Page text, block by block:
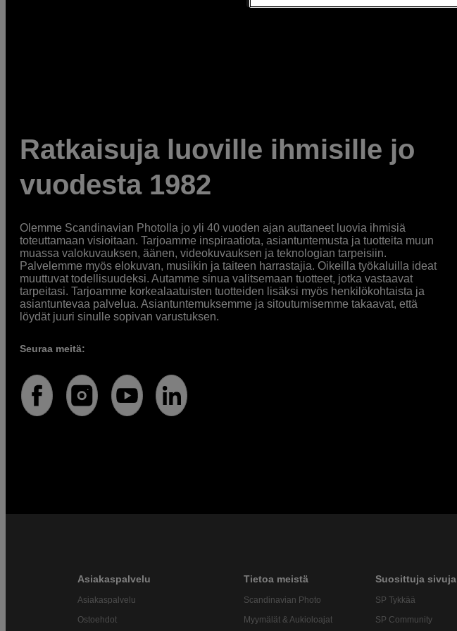
Ratkaisuja luoville ihmisille jo
vuodesta 1982
Olemme Scandinavian Photolla jo yli 40 vuoden ajan auttaneet luovia ihmisiä
toteuttamaan visioitaan. Tarjoamme inspiraatiota, asiantuntemusta ja tuotteita muun
muassa valokuvauksen, äänen, videokuvauksen ja teknologian tarpeisiin.
Palvelemme myös elokuvan, musiikin ja taiteen harrastajia. Oikeilla työkaluilla ideat
muuttuvat todellisuudeksi. Autamme sinua valitsemaan tuotteet, jotka vastaavat
tarpeitasi. Tarjoamme korkealaatuisten tuotteiden lisäksi myös henkilökohtaista ja
asiantuntevaa palvelua. Asiantuntemuksemme ja sitoutumisemme takaavat, että
löydät juuri sinulle sopivan varustuksen.
Seuraa meitä:
Asiakaspalvelu
Asiakaspalvelu
Ostoehdot
Tietoa meistä
Scandinavian Photo
Myymälät & Aukioloajat
Suosittuja sivuja
SP Tykkää
SP Community